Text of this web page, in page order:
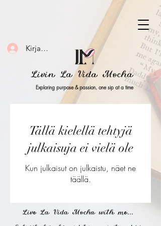
Kirjaudu
Livin La Vida Mocha
Exploring purpose & passion, one sip at a time
Tällä kielellä tehtyjä
julkaisuja ei vielä ole
Kun julkaisut on julkaistu, näet ne
täällä.
Live La Vida Mocha with me...